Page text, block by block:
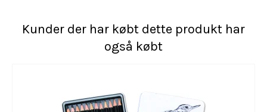
Kunder der har købt dette produkt har
også købt